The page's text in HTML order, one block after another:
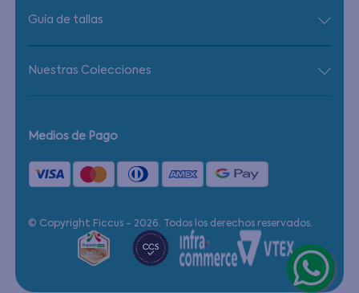
Guía de tallas
Nuestras Colecciones
Medios de Pago
© Copyright Ficcus - 2026. Todos los derechos reservados.